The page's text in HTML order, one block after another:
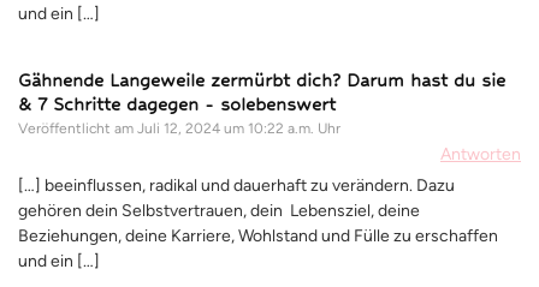
und ein […]
Gähnende Langeweile zermürbt dich? Darum hast du sie
& 7 Schritte dagegen - solebenswert
Veröffentlicht am Juli 12, 2024 um 10:22 a.m. Uhr
Antworten
[…] beeinflussen, radikal und dauerhaft zu verändern. Dazu
gehören dein Selbstvertrauen, dein Lebensziel, deine
Beziehungen, deine Karriere, Wohlstand und Fülle zu erschaffen
und ein […]